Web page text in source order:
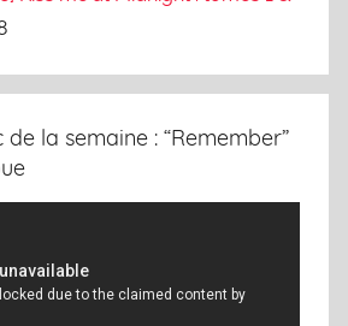
la semaine : “Remember”